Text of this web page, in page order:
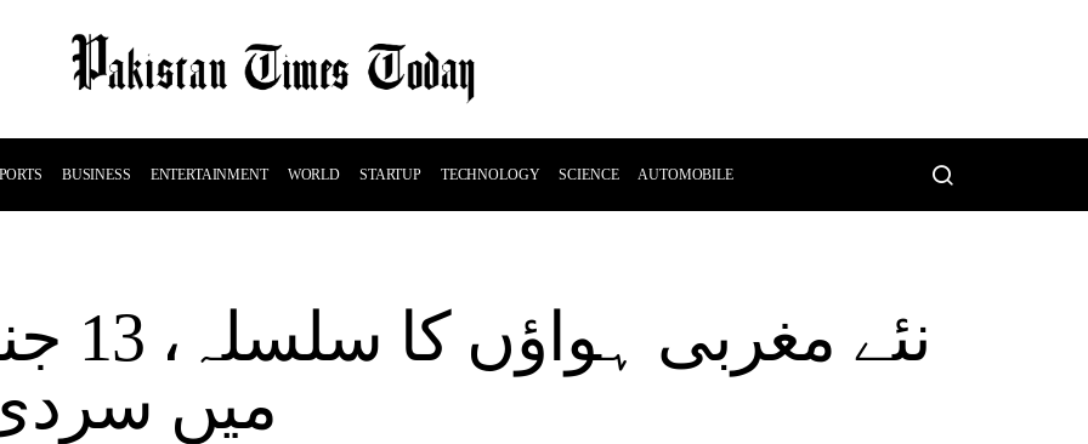
BUSINESS ENTERTAINMENT WORLD STARTUP TECHNOLOGY SCIENCE AUTOMOBILE
نئے
میں سردی